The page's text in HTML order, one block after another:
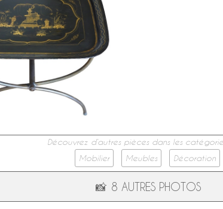
Découvrez d’autres pièces dans les
Mobilier
Meubles Décoration
📸 8 AUTRES PHOTOS